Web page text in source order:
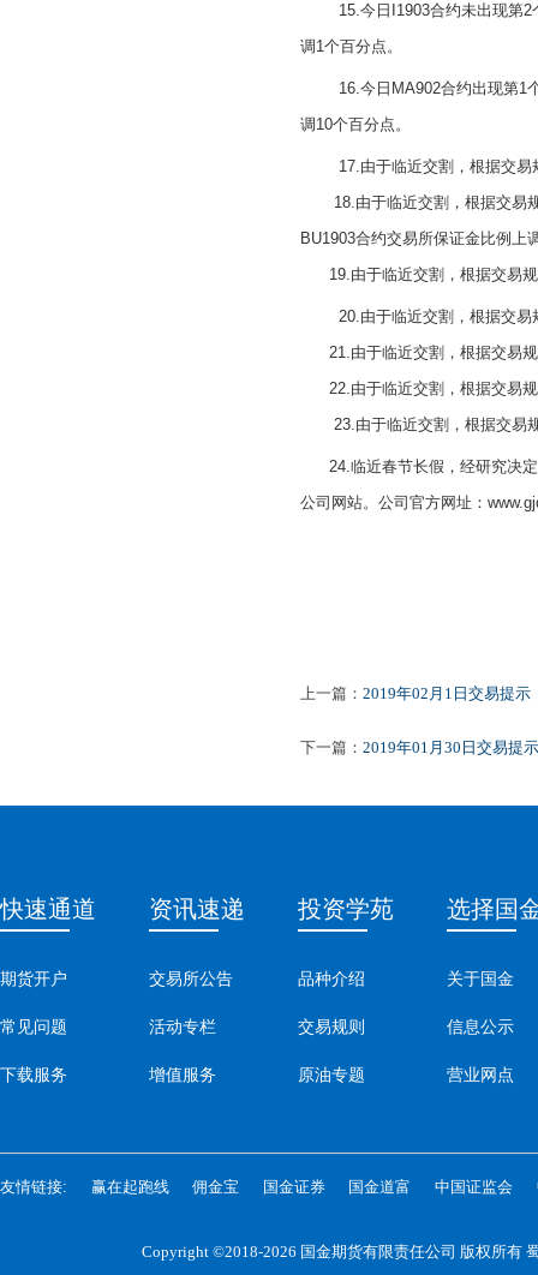
15.今日I1903合约未出现第
调1个百分点。
16.今日MA902合约出现第1
调10个百分点。
17.由于临近交割，根据交
18.由于临近交割，根据交易规
BU1903合约交易所保证金比例
19.由于临近交割，根据交易规
20.由于临近交割，根据交
21.由于临近交割，根据交易规
22.由于临近交割，根据交易规
23.由于临近交割，根据交易规
24.临近春节长假，经研究决定
公司网站。公司官方网址：
上一篇： 2019年02月1日交易提示
下一篇： 2019年01月30日交易提示
快速通道
期货开户
常见问题
下载服务
资讯速递
交易所公告
活动专栏
增值服务
投资学苑
品种介绍
交易规则
原油专题
选择国
关于国金
信息公示
营业网点
友情链接: 赢在起跑线 佣金宝 国金证券 国金道富 中国证监会
Copyright ©2018-2026 国金期货有限责任公司 版权所有